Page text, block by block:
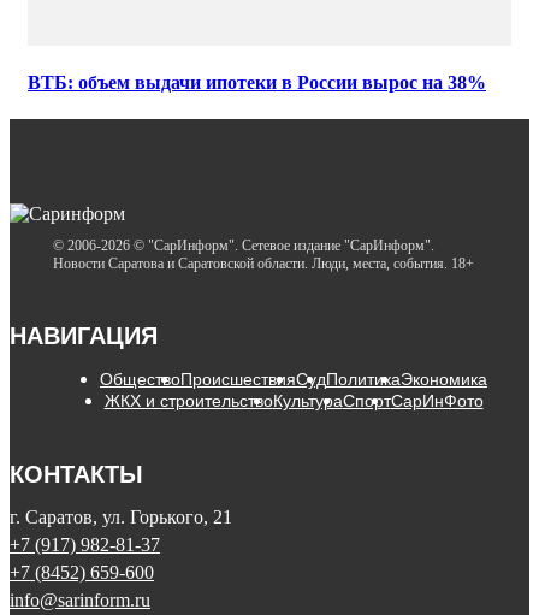
ВТБ: объем выдачи ипотеки в России вырос на 38%
© 2006-2026 © "СарИнформ". Сетевое издание "СарИнформ".
Новости Саратова и Саратовской области. Люди, места, события. 18+
НАВИГАЦИЯ
ОбществоПроисшествияСудПолитикаЭкономика
ЖКХ и строительствоКультураСпортСарИнФото
КОНТАКТЫ
г. Саратов, ул. Горького, 21
+7 (917) 982-81-37
+7 (8452) 659-600
info@sarinform.ru